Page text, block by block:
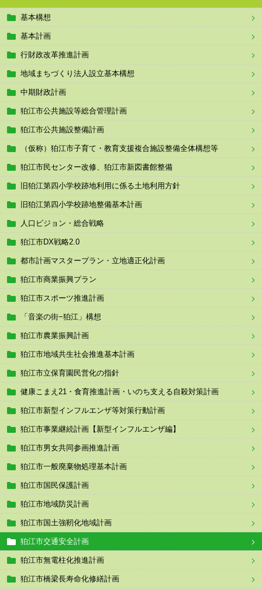
基本構想
基本計画
行財政改革推進計画
地域まちづくり法人設立基本構想
中期財政計画
狛江市公共施設等総合管理計画
狛江市公共施設整備計画
（仮称）狛江市子育て・教育支援複合施設整備全体構想等
狛江市民センター改修、狛江市新図書館整備
旧狛江第四小学校跡地利用に係る土地利用方針
旧狛江第四小学校跡地整備基本計画
人口ビジョン・総合戦略
狛江市DX戦略2.0
都市計画マスタープラン・立地適正化計画
狛江市商業振興プラン
狛江市スポーツ推進計画
「音楽の街−狛江」構想
狛江市農業振興計画
狛江市地域共生社会推進基本計画
狛江市立保育園民営化の指針
健康こまえ21・食育推進計画・いのち支える自殺対策計画
狛江市新型インフルエンザ等対策行動計画
狛江市事業継続計画【新型インフルエンザ編】
狛江市男女共同参画推進計画
狛江市一般廃棄物処理基本計画
狛江市国民保護計画
狛江市地域防災計画
狛江市国土強靭化地域計画
狛江市交通安全計画
狛江市無電柱化推進計画
狛江市橋梁長寿命化修繕計画